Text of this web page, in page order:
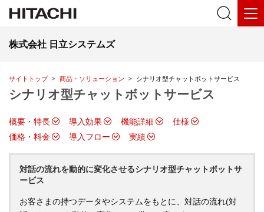
株式会社 日立システムズ
サイトトップ 商品・ソリューション シナリオ型チャットボットサービス
シナリオ型チャットボットサービス
概要・特長 導入効果 機能詳細
仕様
価格・料金
導入フロー 実績
対話の流れを動的に変化させるシナリオ型チャットボットサ
ービス
お客さまの持つデータやシステムをもとに、対話の流れ(対